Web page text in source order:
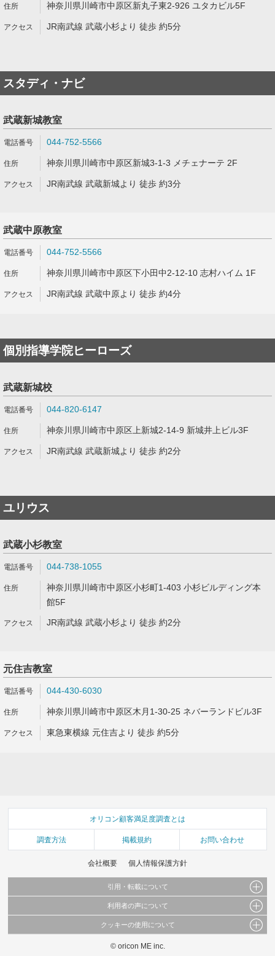
神奈川県川崎市中原区新丸子東2-926 ユタカビル5F
JR南武線 武蔵小杉より 徒歩 約5分
スタディ・ナビ
武蔵新城教室
044-752-5566
神奈川県川崎市中原区新城3-1-3 メチェナーテ 2F
JR南武線 武蔵新城より 徒歩 約3分
武蔵中原教室
044-752-5566
神奈川県川崎市中原区下小田中2-12-10 志村ハイム 1F
JR南武線 武蔵中原より 徒歩 約4分
個別指導学院ヒーローズ
武蔵新城校
044-820-6147
神奈川県川崎市中原区上新城2-14-9 新城井上ビル3F
JR南武線 武蔵新城より 徒歩 約2分
ユリウス
武蔵小杉教室
044-738-1055
神奈川県川崎市中原区小杉町1-403 小杉ビルディング本
館5F
JR南武線 武蔵小杉より 徒歩 約2分
元住吉教室
044-430-6030
神奈川県川崎市中原区木月1-30-25 ネバーランドビル3F
東急東横線 元住吉より 徒歩 約5分
オリコン顧客満足度調査とは
調査方法 掲載規約 お問い合わせ
会社概要 個人情報保護方針
引用・転載について
当サイトで公開されている情報（文字、写真、イラスト、画像データ等）及びこれらの配
これらの情報を権利者の許可なく無断転載・複製などの二次利用を行うことは固く禁じて
利用者の声について
当サイトに掲載している内容はすべてサービスの利用者が提出された見解・感想です。
弊社の見解・ 意見ではないことをご理解いただいた上でご覧ください。
クッキーの使用について
このサイトでは Cookie を使用して、ユーザーに合わせたコンテンツや広告の表示、ソー
© oricon ME inc.